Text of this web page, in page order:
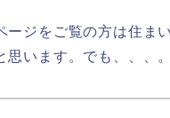
ージをご覧の方は住ま
思います。でも、、、。